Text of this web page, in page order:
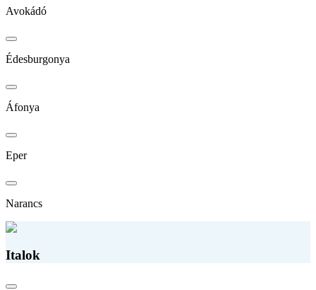
Avokádó
Édesburgonya
Áfonya
Eper
Narancs
Italok